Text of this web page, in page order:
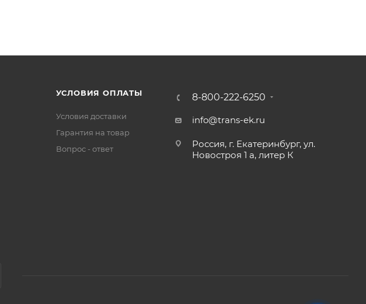
УСЛОВИЯ ОПЛАТЫ
Условия доставки
Гарантия на товар
Вопрос - ответ
8-800-222-6250
info@trans-ek.ru
Россия, г. Екатеринбург, ул.
Новостроя 1 а, литер К